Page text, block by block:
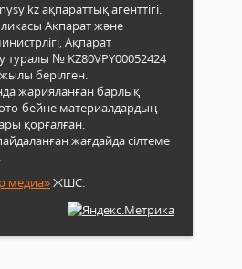
ақпараттық агенттігі.
Ақпарат және
Ақпарат
туралы № KZ80VPY00052424
жылы берілген.
жарияланған барлық
бейне материалдардың
қорғалған.
жағдайда сілтеме
медиа»ЖШС.